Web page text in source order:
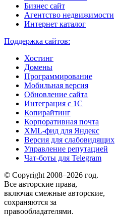
Бизнес сайт
Агентство недвижимости
Интернет каталог
Поддержка сайтов:
Хостинг
Домены
Программирование
Мобильная версия
Обновление сайта
Интеграция с 1С
Копирайтинг
Корпоративная почта
XML-фид для Яндекс
Версия для слабовидящих
Управление репутацией
Чат-боты для Telegram
© Copyright 2008–2026 год.
Все авторские права,
включая смежные авторские,
сохраняются за
правообладателями.